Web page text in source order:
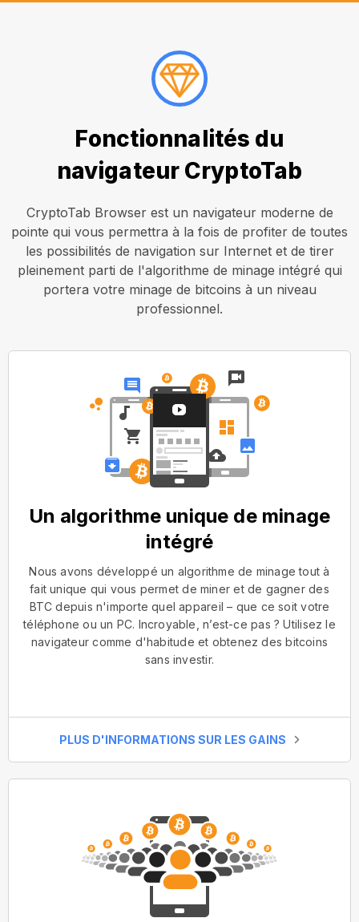
Fonctionnalités du
navigateur CryptoTab
CryptoTab Browser est un navigateur moderne de
pointe qui vous permettra à la fois de profiter de toutes
les possibilités de navigation sur Internet et de tirer
pleinement parti de l'algorithme de minage intégré qui
portera votre minage de bitcoins à un niveau
professionnel.
Un algorithme unique de minage
intégré
Nous avons développé un algorithme de minage tout à
fait unique qui vous permet de miner et de gagner des
BTC depuis n'importe quel appareil – que ce soit votre
téléphone ou un PC. Incroyable, n’est-ce pas ? Utilisez le
navigateur comme d'habitude et obtenez des bitcoins
sans investir.
PLUS D'INFORMATIONS SUR LES GAINS